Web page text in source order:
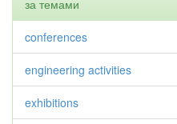
за темами
conferences
engineering activities
exhibitions